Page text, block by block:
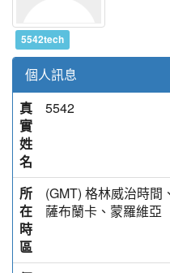
5542tech
個人訊息
真
實
姓
名
5542
所
在
時
區
(GMT) 格林威治時間
薩布蘭卡、蒙羅維亞